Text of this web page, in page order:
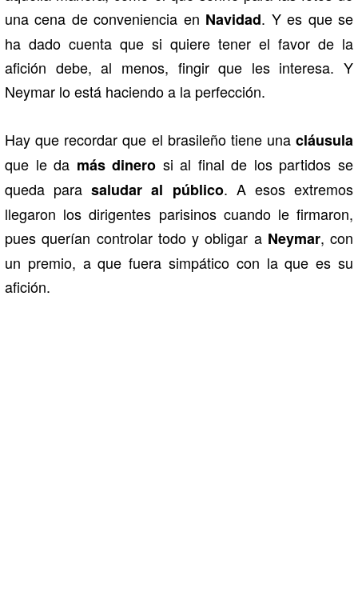
una cena de conveniencia en Navidad. Y es que se
ha dado cuenta que si quiere tener el favor de la
afición debe, al menos, fingir que les interesa. Y
Neymar lo está haciendo a la perfección.
Hay que recordar que el brasileño tiene una cláusula
que le da más dinero si al final de los partidos se
queda parasaludar al público. A esos extremos
llegaron los dirigentes parisinos cuando le firmaron,
pues querían controlar todo y obligar a Neymar, con
un premio, a que fuera simpático con la que es su
afición.